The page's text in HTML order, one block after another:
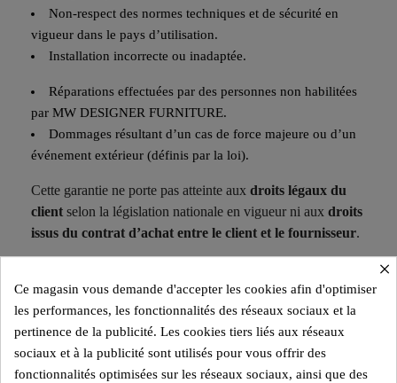
Non-respect des normes techniques et de sécurité en
vigueur dans le pays d’utilisation.
Installation incorrecte ou inadaptée.
Réparations effectuées par des personnes non habilitées
par MW DESIGNER FURNITURE.
Dommages résultant d’un cas de force majeure ou d’un
événement extérieur (définis par la loi).
Cette garantie ne porte pas atteinte aux droits légaux du
client selon la législation nationale en vigueur ni aux droits
issus du contrat d’achat entre le client et le fournisseur.
CI-DESSOUS, AUCUNE RÉCLAMATION NE SERA
RECEVABLE.
d) Procédure de garantie
En cas de problème sur un produitKUUMO DESIGN, le
×
Ce magasin vous demande d'accepter les cookies afin d'optimiser
les performances, les fonctionnalités des réseaux sociaux et la
pertinence de la publicité. Les cookies tiers liés aux réseaux
sociaux et à la publicité sont utilisés pour vous offrir des
fonctionnalités optimisées sur les réseaux sociaux, ainsi que des